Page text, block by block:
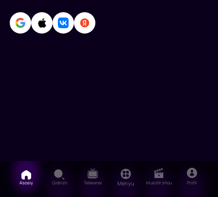
Asosiy Qidirish Telekanal Menyu Musofir shou Profil